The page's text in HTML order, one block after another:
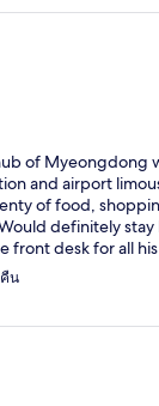
of Myeongdong
and airport
of food,
definitely stay
front desk for all
น